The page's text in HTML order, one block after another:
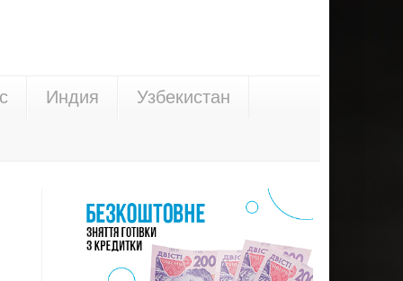
Индия Узбекистан